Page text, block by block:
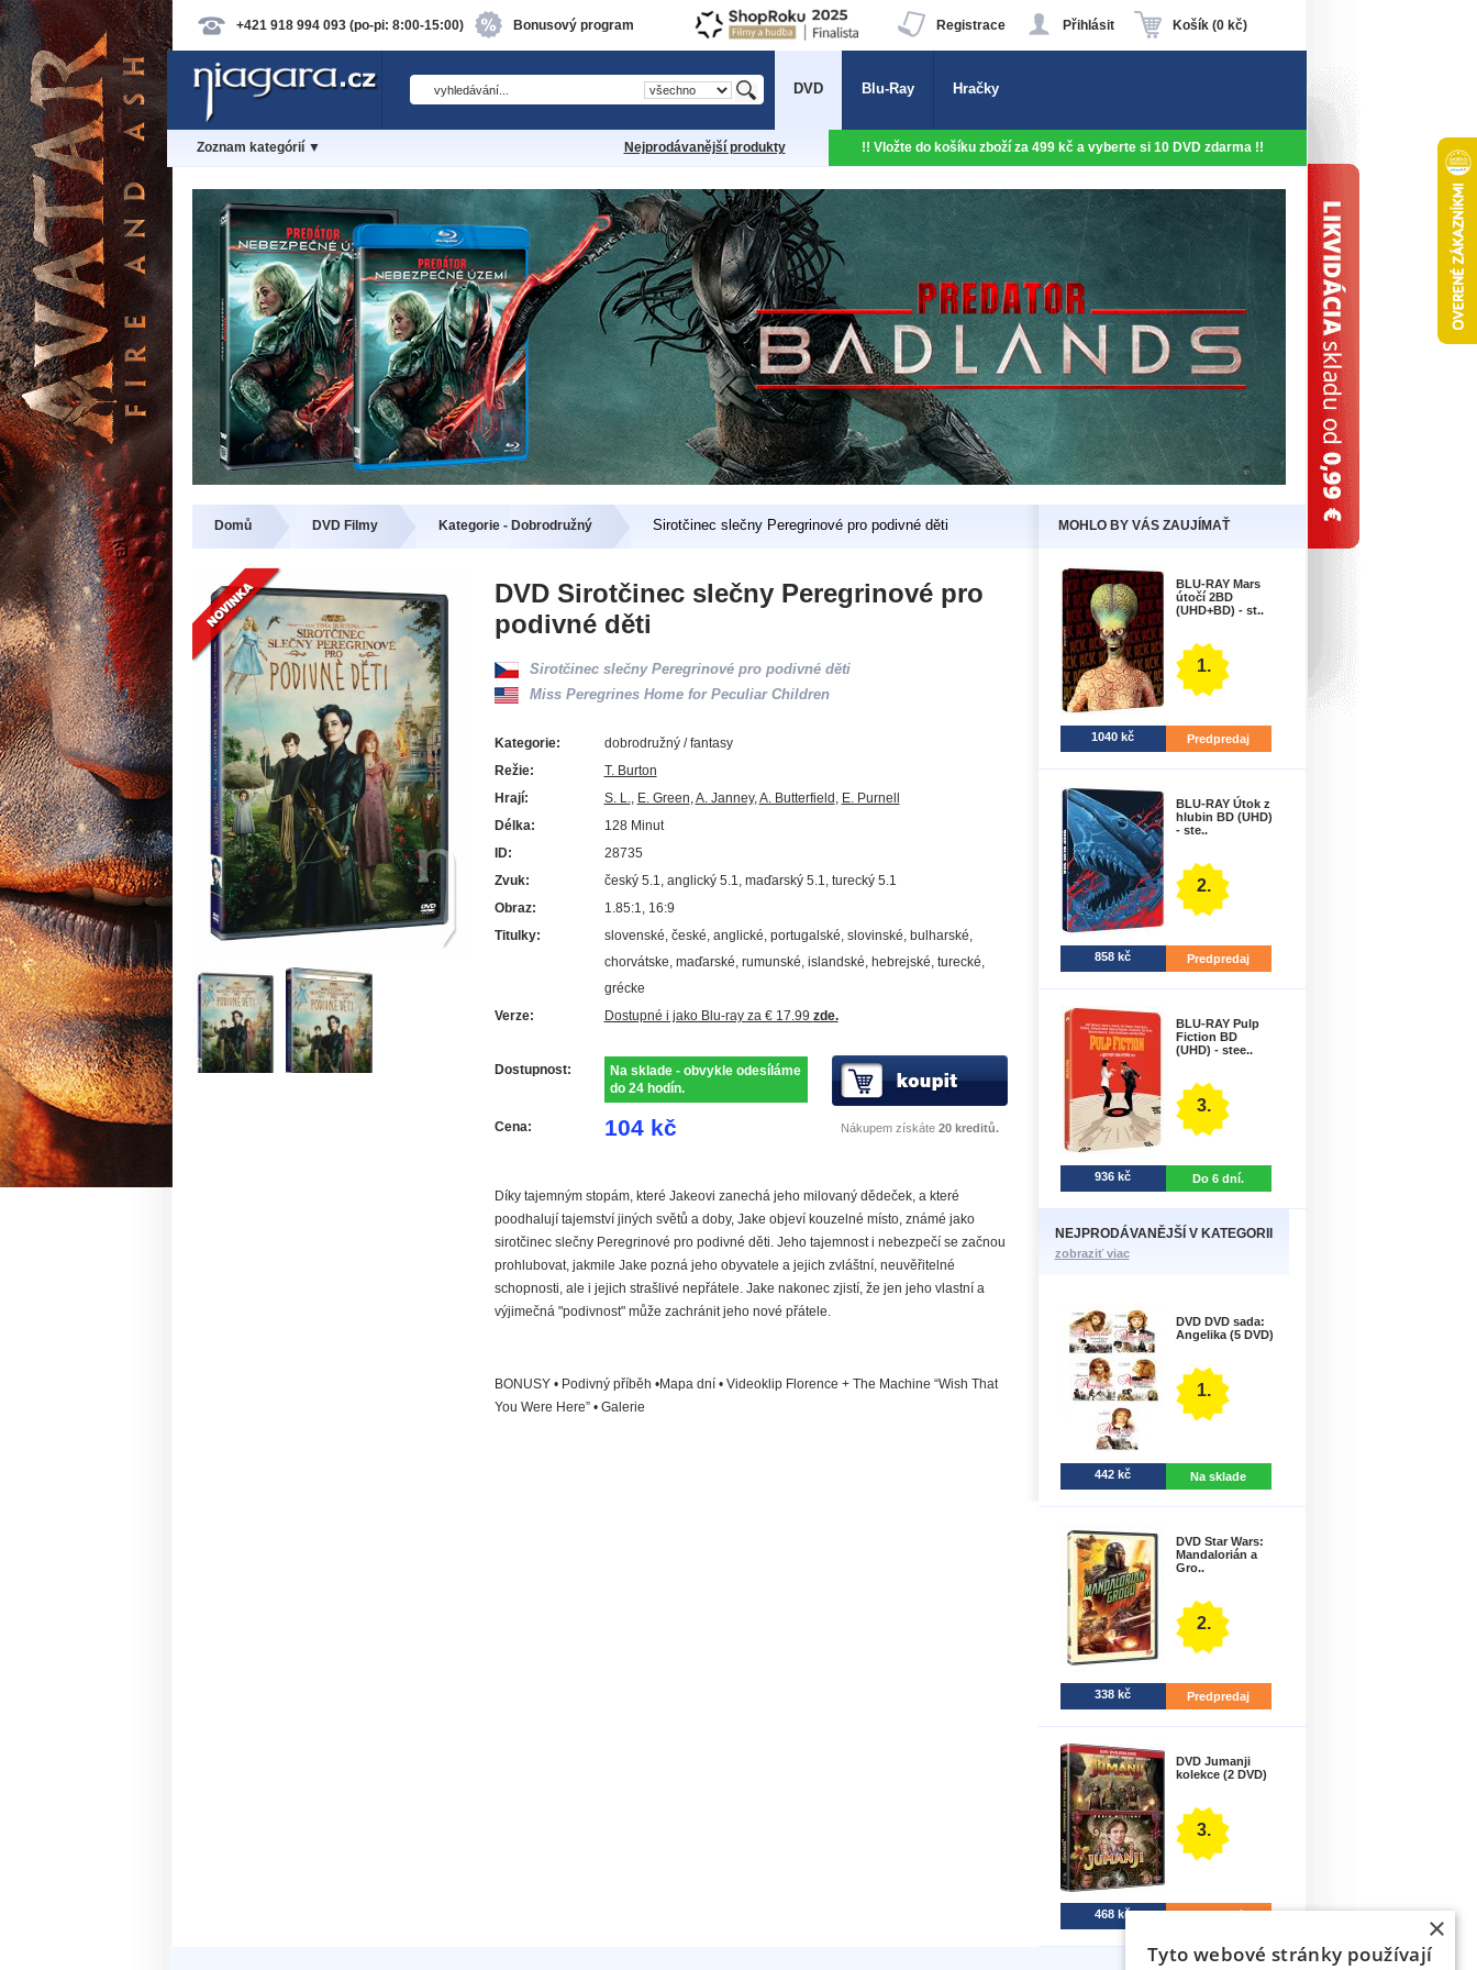
+421 918 994 093 (po-pi: 8:00-15:00) Bonusový program Košík (0 kč)
Přihlásit
Registrace
DVD Blu-Ray Hračky
Zoznam kategórií ▼ Nejprodávanější produkty !! Vložte do košíku zboží za 499 kč a vyberte si 10 DVD zdarma !!
Domů DVD Filmy Kategorie - Dobrodružný Sirotčinec slečny Peregrinové pro podivné děti MOHLO BY VÁS ZAUJÍMAŤ
DVD Sirotčinec slečny Peregrinové pro
podivné děti
Sirotčinec slečny Peregrinové pro podivné děti
Miss Peregrines Home for Peculiar Children
Kategorie:
dobrodružný / fantasy
Režie:
T. Burton
Hrají:
S. L., E. Green,A. Janney,A. Butterfield, E. Purnell
Délka:
128 Minut
ID:
28735
Zvuk:
český 5.1, anglický 5.1, maďarský 5.1, turecký 5.1
Obraz:
1.85:1, 16:9
Titulky:
slovenské, české, anglické, portugalské, slovinské, bulharské,
chorvátske, maďarské, rumunské, islandské, hebrejské, turecké,
grécke
Verze:
Dostupné i jako Blu-ray za € 17.99 zde.
Dostupnost:
Na sklade - obvykle odesíláme
do 24 hodín.
Cena: 104 kč Nákupem získáte 20 kreditů.
Díky tajemným stopám, které Jakeovi zanechá jeho milovaný dědeček, a které
poodhalují tajemství jiných světů a doby, Jake objeví kouzelné místo, známé jako
sirotčinec slečny Peregrinové pro podivné děti. Jeho tajemnost i nebezpečí se začnou
prohlubovat, jakmile Jake pozná jeho obyvatele a jejich zvláštní, neuvěřitelné
schopnosti, ale i jejich strašlivé nepřátele. Jake nakonec zjistí, že jen jeho vlastní a
výjimečná "podivnost" může zachránit jeho nové přátele.
BONUSY • Podivný příběh •Mapa dní • Videoklip Florence + The Machine “Wish That
You Were Here” • Galerie
BLU-RAY Mars
útočí 2BD
(UHD+BD) - st..
1.
1040 kč Predpredaj
BLU-RAY Útok z
hlubin BD (UHD)
- ste..
2.
858 kč Predpredaj
BLU-RAY Pulp
Fiction BD
(UHD) - stee..
3.
936 kč Do 6 dní.
NEJPRODÁVANĚJŠÍ V KATEGORII
zobraziť viac
DVD DVD sada:
Angelika (5 DVD)
1.
442 kč Na sklade
DVD Star Wars:
Mandalorián a
Gro..
2.
338 kč Predpredaj
DVD Jumanji
kolekce (2 DVD)
3.
468 kč ×
Tyto webové stránky používají